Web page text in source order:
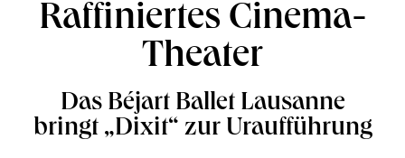
Raffiniertes Cinema-
Theater
Das Béjart Ballet Lausanne
bringt „Dixit“ zur Uraufführung